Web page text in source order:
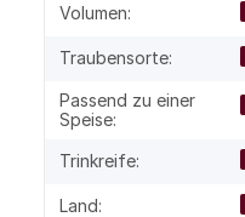
Volumen:
Traubensorte:
Passend zu einer
Speise:
Trinkreife:
Land: